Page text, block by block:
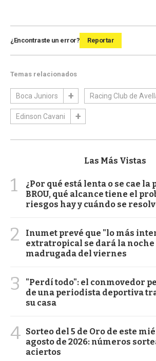
¿Encontraste un error? Reportar
Temas relacionados
Boca Juniors Racing Club de
Edinson Cavani
Las Más Vistas
1
¿Por qué está lenta o se cae
BROU, qué alcance tiene el
riesgos hay y cuándo se
2
Inumet prevé que "lo más
extratropical se dará la noche
madrugada del viernes
3
"Perdí todo": el conmovedor
de una periodista deportiva
su casa
4 Sorteo del 5 de Oro de este
agosto de 2026: números
aciertos